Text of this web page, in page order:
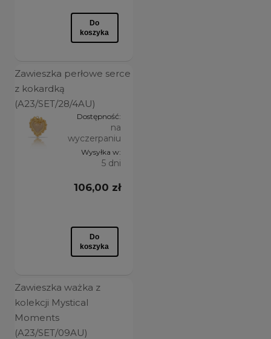
Do
koszyka
Zawieszka perłowe serce
z kokardką
(A23/SET/28/4AU)
Dostępność:
na
wyczerpaniu
Wysyłka w:
5 dni
106,00 zł
Do
koszyka
Zawieszka ważka z
kolekcji Mystical
Moments
(A23/SET/09AU)